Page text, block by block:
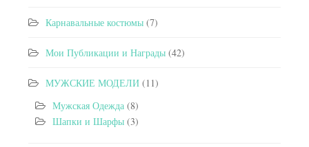
Карнавальные костюмы (7)
Мои Публикации и Награды (42)
МУЖСКИЕ МОДЕЛИ (11)
Мужская Одежда (8)
Шапки и Шарфы (3)